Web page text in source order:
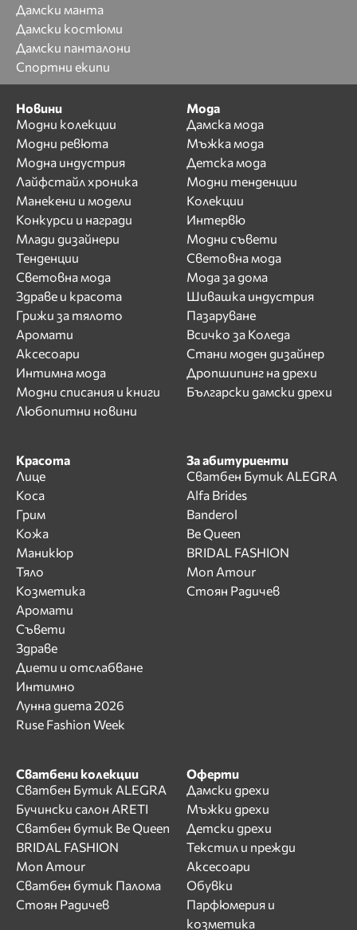
Дамски манта
Дамски костюми
Дамски панталони
Спортни екипи
Новини
Модни колекции
Модни ревюта
Модна индустрия
Лайфстайл хроника
Манекени и модели
Конкурси и награди
Млади дизайнери
Тенденции
Световна мода
Здраве и красота
Грижи за тялото
Аромати
Аксесоари
Интимна мода
Модни списания и книги
Любопитни новини
Мода
Дамска мода
Мъжка мода
Детска мода
Модни тенденции
Колекции
Интервю
Модни съвети
Световна мода
Мода за дома
Шивашка индустрия
Пазаруване
Всичко за Коледа
Стани моден дизайнер
Дропшипинг на дрехи
Български дамски дрехи
Красота
Лице
Коса
Грим
Кожа
Маникюр
Тяло
Козметика
Аромати
Съвети
Здраве
Диети и отслабване
Интимно
Лунна диета 2026
Ruse Fashion Week
За абитуриенти
Сватбен Бутик ALEGRA
Alfa Brides
Banderol
Be Queen
BRIDAL FASHION
Mon Amour
Стоян Радичев
Сватбени колекции
Сватбен Бутик ALEGRA
Бучински салон ARETI
Сватбен бутик Be Queen
BRIDAL FASHION
Mon Amour
Сватбен бутик Палома
Стоян Радичев
Оферти
Дамски дрехи
Мъжки дрехи
Детски дрехи
Текстил и прежди
Аксесоари
Обувки
Парфюмерия и
козметика